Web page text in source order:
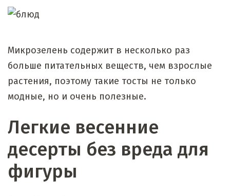
Микрозелень содержит в несколько раз
больше питательных веществ, чем взрослые
растения, поэтому такие тосты не только
модные, но и очень полезные.
Легкие весенние
десерты без вреда для
фигуры